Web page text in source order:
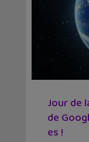
Jour de
de
es !